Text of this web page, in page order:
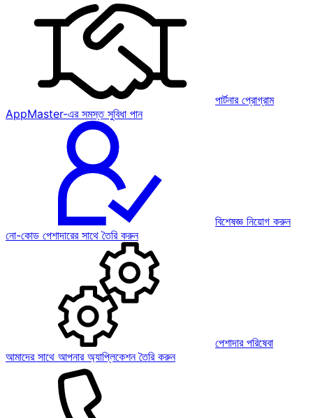
পার্টনার প্রোগ্রাম
AppMaster-এর সমস্ত সুবিধা পান
বিশেষজ্ঞ নিয়োগ করুন
নো-কোড পেশাদারের সাথে তৈরি করুন
পেশাদার পরিষেবা
আমাদের সাথে আপনার অ্যাপ্লিকেশন তৈরি করুন